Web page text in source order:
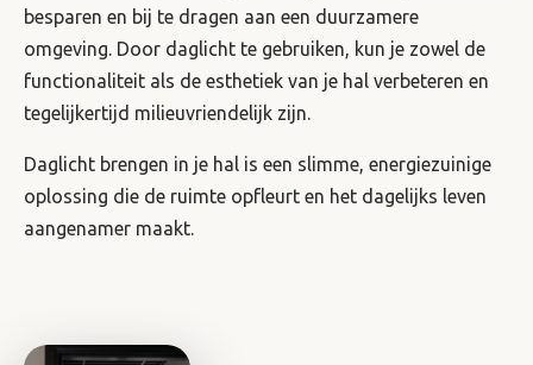
besparen en bij te dragen ​​aan een duurzamere
omgeving. Door daglicht te gebruiken, kun je zowel de
functionaliteit als de esthetiek van je hal verbeteren en
tegelijkertijd milieuvriendelijk zijn.
Daglicht brengen in je hal is een slimme, energiezuinige
oplossing die de ruimte opfleurt en het dagelijks leven
aangenamer maakt.